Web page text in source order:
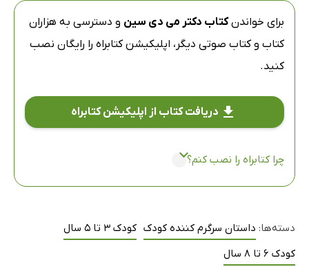
برای خواندنکتاب دکتر می دی سین و دسترسی به هزاران
کتاب و کتاب صوتی دیگر، اپلیکیشن کتابراه را رایگان نصب
کنید.
دریافت کتاب از اپلیکیشن کتابراه
چرا کتابراه را نصب کنم؟
دسته‌ها: داستان سرگرم کننده کودک کودک 3 تا 5 سال
کودک 6 تا 8 سال